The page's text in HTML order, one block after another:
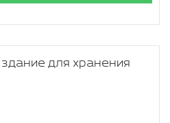
для хранения